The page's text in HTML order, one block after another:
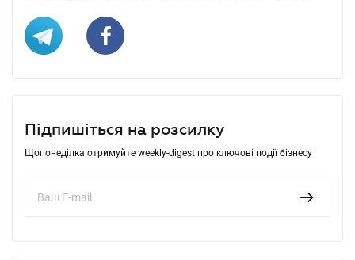
Підпишіться на розсилку
Щопонеділка отримуйте weekly-digest про ключові події бізнесу